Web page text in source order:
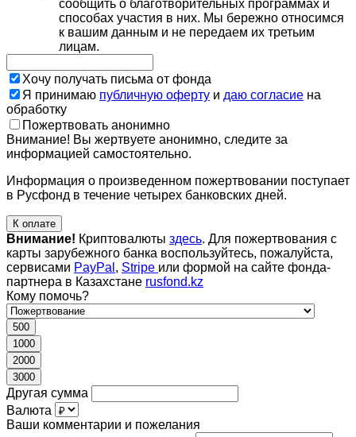
сообщить о благотворительных программах и
способах участия в них. Мы бережно относимся
к вашим данным и не передаем их третьим
лицам.
Хочу получать письма от фонда
Я принимаю публичную оферту и даю согласие на
обработку
Пожертвовать анонимно
Внимание! Вы жертвуете анонимно, следите за
информацией самостоятельно.
Информация о произведенном пожертвовании поступает
в Русфонд в течение четырех банковских дней.
К оплате
Внимание! Криптовалюты здесь. Для пожертвования с
карты зарубежного банка воспользуйтесь, пожалуйста,
сервисами PayPal , Stripe или формой на сайте фонда-
партнера в Казахстане rusfond.kz
Кому помочь?
500
1000
2000
3000
Другая сумма
Валюта
Ваши комментарии и пожелания